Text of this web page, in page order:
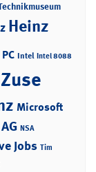
Heinz
Intel Intel 8088
Microsoft
NSA
Jobs Tim